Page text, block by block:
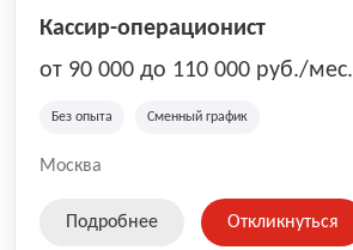
Кассир-операционист
от 90 000 до 110 000 руб./мес.
Без опыта Сменный график
Москва
Подробнее Откликнуться